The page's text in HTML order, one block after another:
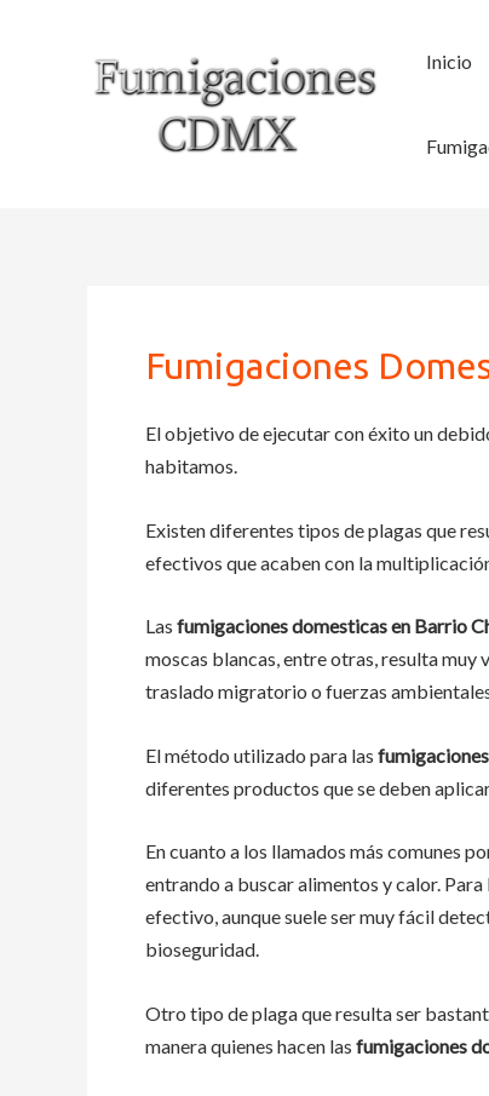
Inicio
Fumigaciones
El objetivo de ejecutar con éxito un
habitamos.
Existen diferentes tipos de plagas que
efectivos que acaben con la
Las fumigaciones domesticas en Barrio
moscas blancas, entre otras, resulta muy
traslado migratorio o fuerzas
El método utilizado para las
diferentes productos que se deben
En cuanto a los llamados más comunes
entrando a buscar alimentos y calor.
efectivo, aunque suele ser muy fácil
bioseguridad.
Otro tipo de plaga que resulta ser
manera quienes hacen las fumigaciones